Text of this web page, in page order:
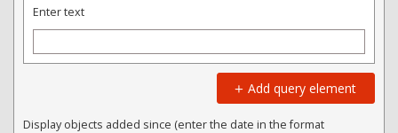
Enter text
Add query element
Display objects added since (enter the date in the format